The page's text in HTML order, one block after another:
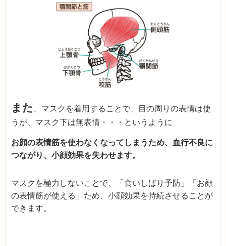
また
、マスクを着用することで、目の周りの表情は使
うが、マスク下は無表情・・・というように
お顔の表情筋を使わなくなってしまうため、血行不良に
つながり、小顔効果を失わせます。
マスクを極力しないことで、「食いしばり予防」「お顔
の表情筋が使える」ため、小顔効果を持続させることが
できます。